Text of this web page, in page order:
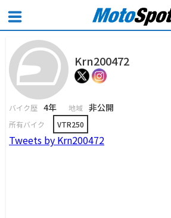
Krn200472
バイク歴 4年 地域 非公開
所有バイク VTR250
Tweets by Krn200472